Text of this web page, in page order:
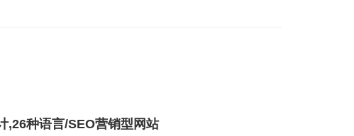
,26种语言/SEO营销型网站